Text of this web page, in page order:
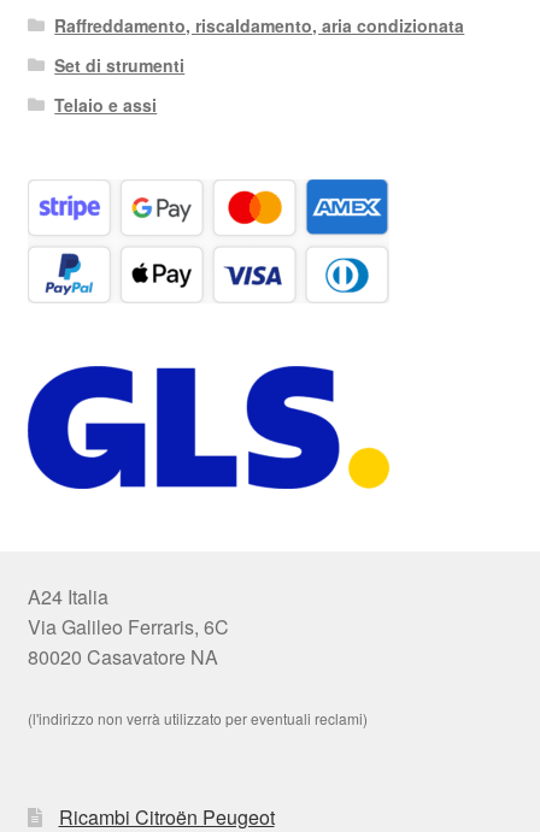
Raffreddamento, riscaldamento, aria condizionata
Set di strumenti
Telaio e assi
A24 Italia
Via Galileo Ferraris, 6C
80020 Casavatore NA
(l'indirizzo non verrà utilizzato per eventuali reclami)
Ricambi Citroën Peugeot